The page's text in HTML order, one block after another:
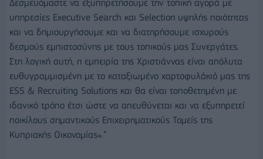
Δεσμευόμαστε να εξυπηρετήσουμε την τοπική αγορά με
υπηρεσίες Executive Search και Selection υψηλής ποιότητας
και να δημιουργήσουμε και να διατηρήσουμε ισχυρούς
δεσμούς εμπιστοσύνης με τους τοπικούς μας Συνεργάτες.
Στη λογική αυτή, η εμπειρία της Χριστιάννας είναι απόλυτα
ευθυγραμμισμένη με το καταξιωμένο χαρτοφυλάκιό μας της
ESS & Recruiting Solutions και θα είναι τοποθετημένη με
ιδανικό τρόπο έτσι ώστε να απευθύνεται και να εξυπηρετεί
ποικίλους σημαντικούς Επιχειρηματικούς Τομείς της
Κυπριακής Οικονομίας».”